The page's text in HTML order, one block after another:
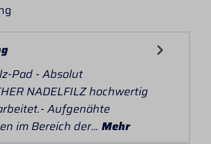
Pad - Absolut
NADELFILZ hochwertig
Aufgenähte
im Bereich der… Mehr